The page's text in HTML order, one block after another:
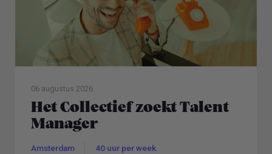
06 augustus 2026
Het Collectief zoekt Talent
Manager
Amsterdam 40 uur per week